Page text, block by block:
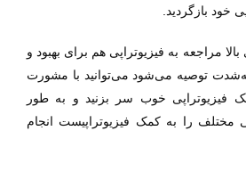
خود بازگردید.
مراجعه به فیزیوتراپی هم برای بهبود و
توصیه می‌شود می‌توانید با مشورت
فیزیوتراپی خوب سر بزنید و به طور
را به کمک فیزیوتراپیست انجام